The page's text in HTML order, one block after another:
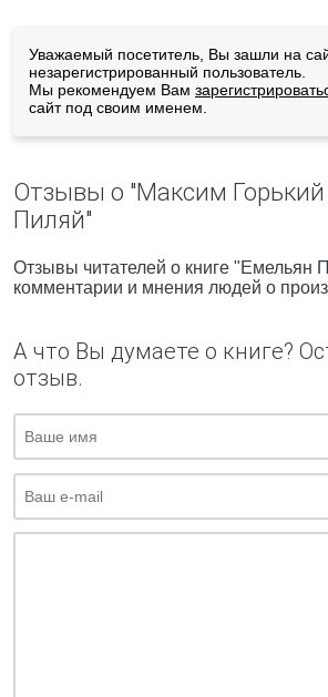
Уважаемый посетитель, Вы зашли на
незарегистрированный пользователь.
Мы рекомендуем Вам
сайт под своим именем.
Отзывы о "Максим Горький
Пиляй"
Отзывы читателей о книге "Емельян
комментарии и мнения людей о
А что Вы думаете о книге?
отзыв.